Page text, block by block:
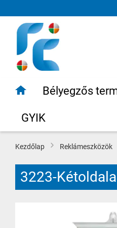
tartalomhoz
Bélyegzős
GYIK
Kezdőlap Reklámeszközök
3223-